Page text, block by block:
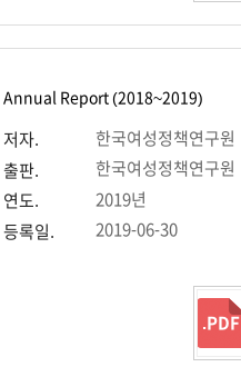
Annual Report (2018~2019)
저자.
한국여성정책연구원
출판.
한국여성정책연구원
연도.
2019년
등록일.
2019-06-30
.PDF